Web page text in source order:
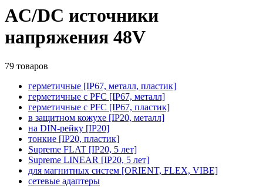
AC/DC источники
напряжения 48V
79 товаров
герметичные [IP67, металл, пластик]
герметичные с PFC [IP67, металл]
герметичные с PFC [IP67, пластик]
в защитном кожухе [IP20, металл]
на DIN-рейку [IP20]
тонкие [IP20, пластик]
Supreme FLAT [IP20, 5 лет]
Supreme LINEAR [IP20, 5 лет]
для магнитных систем [ORIENT, FLEX, VIBE]
сетевые адаптеры